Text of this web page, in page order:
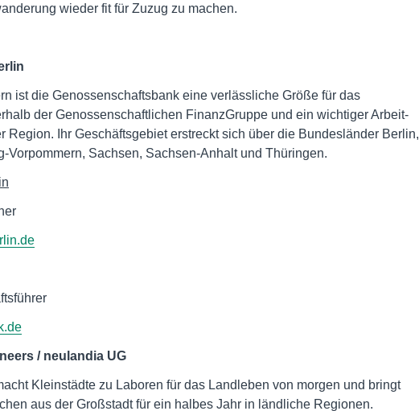
wieder fit für Zuzug zu machen.
ist die Genossenschaftsbank eine verlässliche Größe für das
der Genossenschaftlichen FinanzGruppe und ein wichtiger Arbeit-
Region. Ihr Geschäftsgebiet erstreckt sich über die Bundesländer Berlin,
Vorpommern, Sachsen, Sachsen-Anhalt und Thüringen.
/ neulandia UG
Kleinstädte zu Laboren für das Landleben von morgen und bringt
aus der Großstadt für ein halbes Jahr in ländliche Regionen.